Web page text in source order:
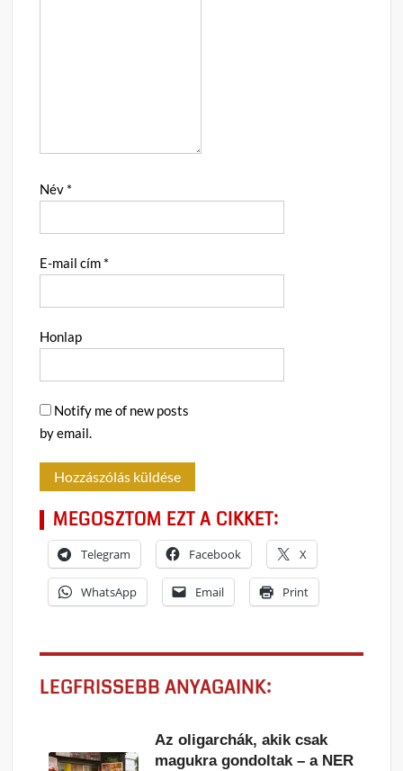
Név *
E-mail cím *
Honlap
Notify me of new posts
by email.
MEGOSZTOM EZT A CIKKET:
Telegram Facebook X
WhatsApp Email Print
LEGFRISSEBB ANYAGAINK:
Az oligarchák, akik csak
magukra gondoltak – a NER